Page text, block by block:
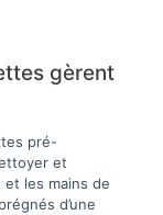
gèrent
pré-
et
les mains de
d’une